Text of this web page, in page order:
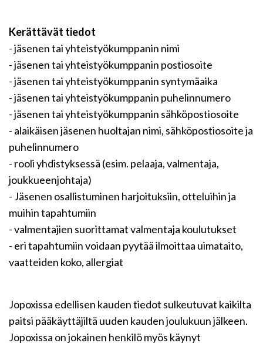
Kerättävät tiedot
- jäsenen tai yhteistyökumppanin nimi
- jäsenen tai yhteistyökumppanin postiosoite
- jäsenen tai yhteistyökumppanin syntymäaika
- jäsenen tai yhteistyökumppanin puhelinnumero
- jäsenen tai yhteistyökumppanin sähköpostiosoite
- alaikäisen jäsenen huoltajan nimi, sähköpostiosoite ja
puhelinnumero
- rooli yhdistyksessä (esim. pelaaja, valmentaja,
joukkueenjohtaja)
- Jäsenen osallistuminen harjoituksiin, otteluihin ja
muihin tapahtumiin
- valmentajien suorittamat valmentaja koulutukset
- eri tapahtumiin voidaan pyytää ilmoittaa uimataito,
vaatteiden koko, allergiat
Jopoxissa edellisen kauden tiedot sulkeutuvat kaikilta
paitsi pääkäyttäjiltä uuden kauden joulukuun jälkeen.
Jopoxissa on jokainen henkilö myös käynyt